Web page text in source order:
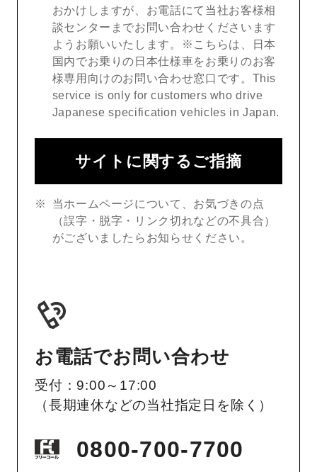
おかけしますが、お電話にて当社お客様相
談センターまでお問い合わせくださいます
ようお願いいたします。※こちらは、日本
国内でお乗りの日本仕様車をお乗りのお客
様専用向けのお問い合わせ窓口です。This
service is only for customers who drive
Japanese specification vehicles in Japan.
サイトに関するご指摘
当ホームページについて、お気づきの点
（誤字・脱字・リンク切れなどの不具合）
がございましたらお知らせください。
お電話でお問い合わせ
受付：9:00～17:00
（長期連休などの当社指定日を除く）
0800-700-7700